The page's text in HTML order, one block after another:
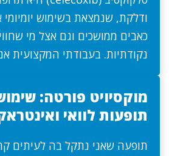
ודלקת, שנמצאת בשימוש
כאבים ממושכים וגם אצל מי
נקודתיות. בעבודתי המקצועית
מוקסיויט פורטה:
תופעות לוואי
תופעה שאני נתקל בה לעיתים